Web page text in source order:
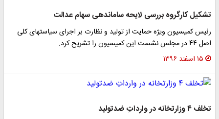
تشکیل کارگروه بررسی لایحه ساماندهی سهام عدالت
رئیس کمیسیون ویژه حمایت از تولید و نظارت بر اجرای سیاستهای کلی
اصل ۴۴ در مجلس نشست این کمیسیون را تشریح کرد.
۱۵ اسفند ۱۳۹۶
تخلف ۴ وزارتخانه در وارداتِ ضدتولید